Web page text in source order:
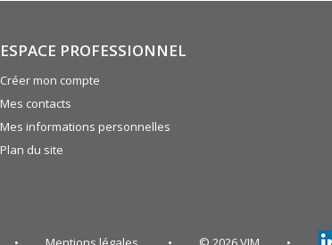
ESPACE PROFESSIONNEL
Créer mon compte
Mes contacts
Mes informations personnelles
Plan du site